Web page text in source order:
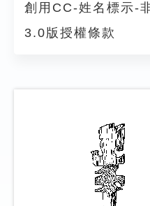
創用CC-姓名標示-
3.0版授權條款